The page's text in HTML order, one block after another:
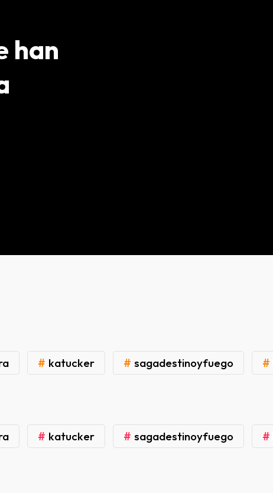
han
# katucker # sagadestinoyfuego #
# katucker # sagadestinoyfuego #